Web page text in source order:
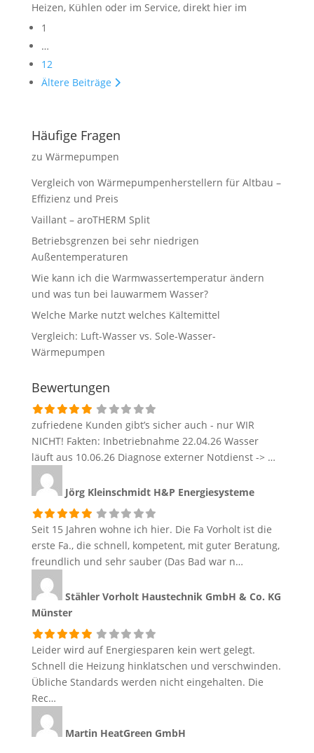
Heizen, Kühlen oder im Service, direkt hier im
Kommentarfeld. Ihre positiven Erfahrungen helfen
Sie diese bitte mit konkreten Details an und bleiben
Weiterlesen …
Posts
navigation
1
…
12
Ältere Beiträge
Häufige Fragen
zu Wärmepumpen
Vergleich von Wärmepumpenherstellern für Altbau –
Effizienz und Preis
Vaillant – aroTHERM Split
Betriebsgrenzen bei sehr niedrigen
Außentemperaturen
Wie kann ich die Warmwassertemperatur ändern
und was tun bei lauwarmem Wasser?
Welche Marke nutzt welches Kältemittel
Vergleich: Luft-Wasser vs. Sole-Wasser-
Wärmepumpen
Bewertungen
zufriedene Kunden gibt’s sicher auch - nur WIR
NICHT! Fakten: Inbetriebnahme 22.04.26 Wasser
läuft aus 10.06.26 Diagnose externer Notdienst -> …
Jörg Kleinschmidt H&P Energiesysteme
Seit 15 Jahren wohne ich hier. Die Fa Vorholt ist die
erste Fa., die schnell, kompetent, mit guter Beratung,
freundlich und sehr sauber (Das Bad war n…
Stähler Vorholt Haustechnik GmbH & Co. KG
Münster
Leider wird auf Energiesparen kein wert gelegt.
Schnell die Heizung hinklatschen und verschwinden.
Übliche Standards werden nicht eingehalten. Die
Rec…
Martin HeatGreen GmbH